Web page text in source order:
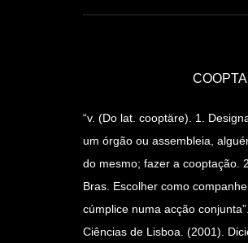
“v. (Do lat. cooptäre). 1.
um órgão ou assembleia,
do mesmo; fazer a cooptação.
Bras. Escolher como
cúmplice numa acção
Ciências de Lisboa. (2001).